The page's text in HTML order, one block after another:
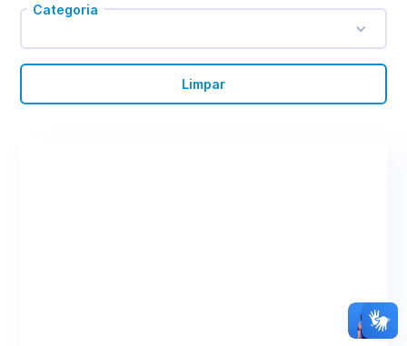
Categoria
Limpar